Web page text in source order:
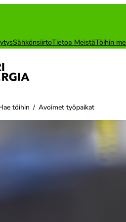
SähkönsiirtoTietoa MeistäTöihin
töihin / Avoimet työpaikat